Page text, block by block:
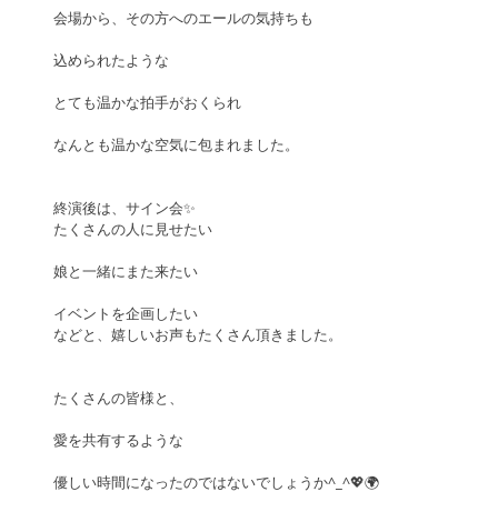
会場から、その方へのエールの気持ちも
込められたような
とても温かな拍手がおくられ
なんとも温かな空気に包まれました。
終演後は、サイン会✨
たくさんの人に見せたい
娘と一緒にまた来たい
イベントを企画したい
などと、嬉しいお声もたくさん頂きました。
たくさんの皆様と、
愛を共有するような
優しい時間になったのではないでしょうか^_^💖🌍